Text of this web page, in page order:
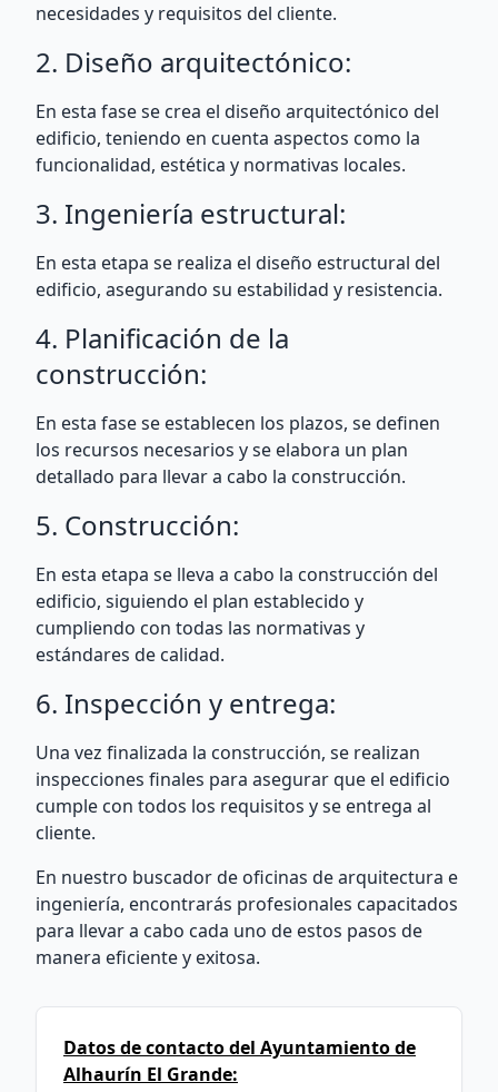
necesidades y requisitos del cliente.
2. Diseño arquitectónico:
En esta fase se crea el diseño arquitectónico del
edificio, teniendo en cuenta aspectos como la
funcionalidad, estética y normativas locales.
3. Ingeniería estructural:
En esta etapa se realiza el diseño estructural del
edificio, asegurando su estabilidad y resistencia.
4. Planificación de la
construcción:
En esta fase se establecen los plazos, se definen
los recursos necesarios y se elabora un plan
detallado para llevar a cabo la construcción.
5. Construcción:
En esta etapa se lleva a cabo la construcción del
edificio, siguiendo el plan establecido y
cumpliendo con todas las normativas y
estándares de calidad.
6. Inspección y entrega:
Una vez finalizada la construcción, se realizan
inspecciones finales para asegurar que el edificio
cumple con todos los requisitos y se entrega al
cliente.
En nuestro buscador de oficinas de arquitectura e
ingeniería, encontrarás profesionales capacitados
para llevar a cabo cada uno de estos pasos de
manera eficiente y exitosa.
Datos de contacto del Ayuntamiento de
Alhaurín El Grande: